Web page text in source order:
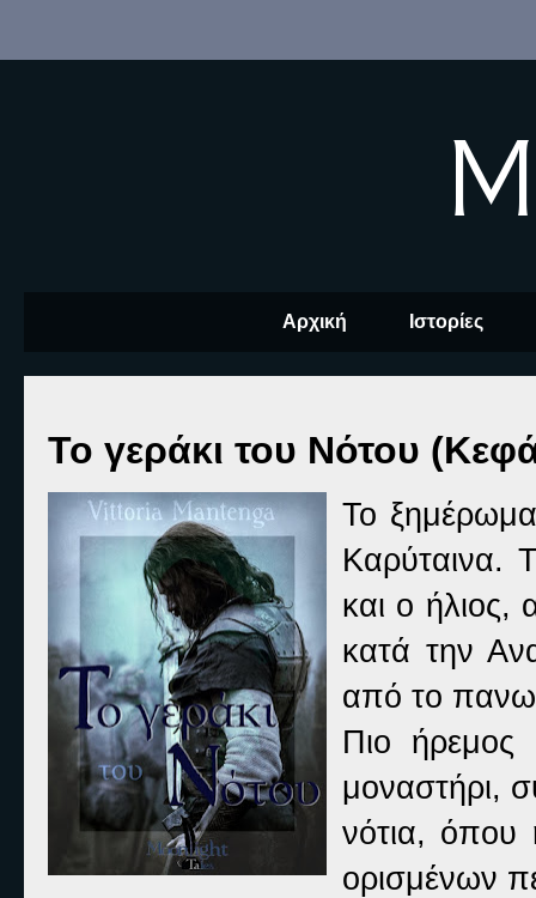
Αρχική Ιστορίες
Το γεράκι του Νότου
Το
Καρύταινα.
και ο ήλιος,
κατά την
από το
Πιο ήρεμος
μοναστήρι,
νότια, όπου
ορισμένων